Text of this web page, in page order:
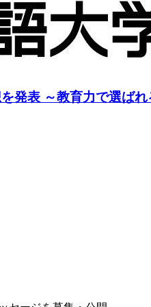
発表 ～教育力で選ば